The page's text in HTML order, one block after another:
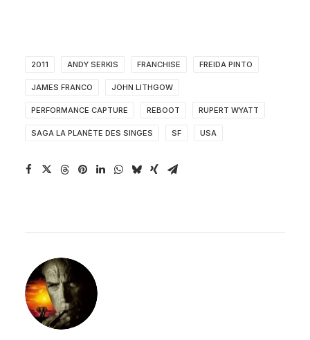
2011 ANDY SERKIS FRANCHISE FREIDA PINTO
JAMES FRANCO JOHN LITHGOW
PERFORMANCE CAPTURE REBOOT RUPERT WYATT
SAGA LA PLANÈTE DES SINGES SF USA